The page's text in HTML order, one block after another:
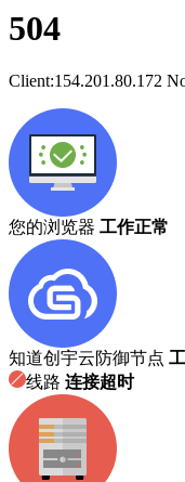
504
Client:154.201.80.172
您的浏览器 工作正常
知道创宇云防御节点
线路 连接超时